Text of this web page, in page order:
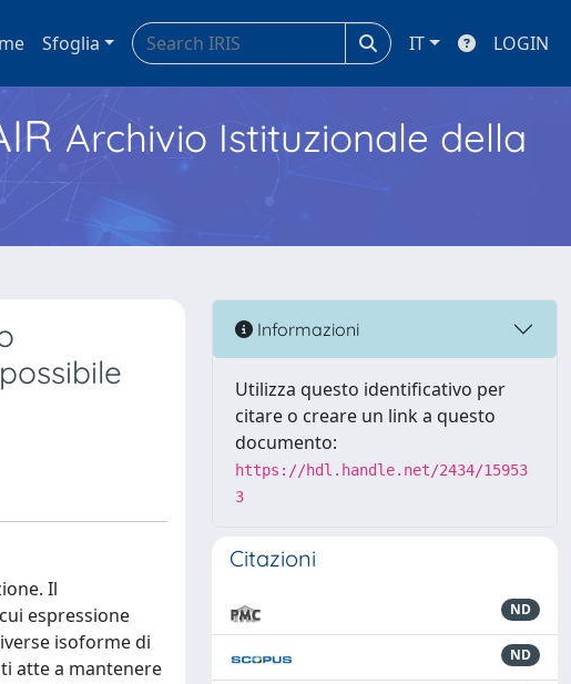
Sfoglia IT LOGIN
Archivio Istituzionale della
Il
espressione
isoforme di
atte a mantenere
Informazioni
Utilizza questo identificativo per
citare o creare un link a questo
documento:
https://hdl.handle.net/2434/15953
3
Citazioni
ND
ND